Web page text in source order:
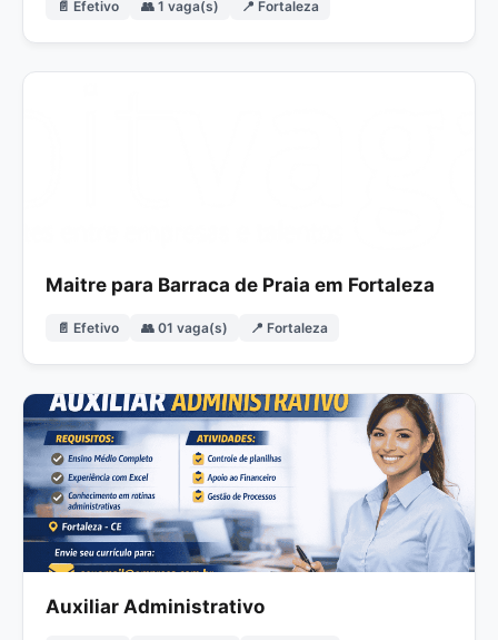
📄 Efetivo 👥 1 vaga(s) 📍 Fortaleza
Maitre para Barraca de Praia em Fortaleza
📄 Efetivo 👥 01 vaga(s) 📍 Fortaleza
Auxiliar Administrativo